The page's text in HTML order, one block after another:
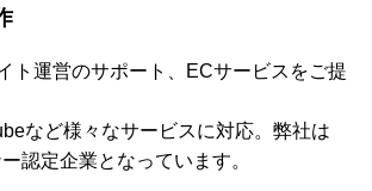
ト運営のサポート、ECサービスをご提
など様々なサービスに対応。弊社は
認定企業となっています。